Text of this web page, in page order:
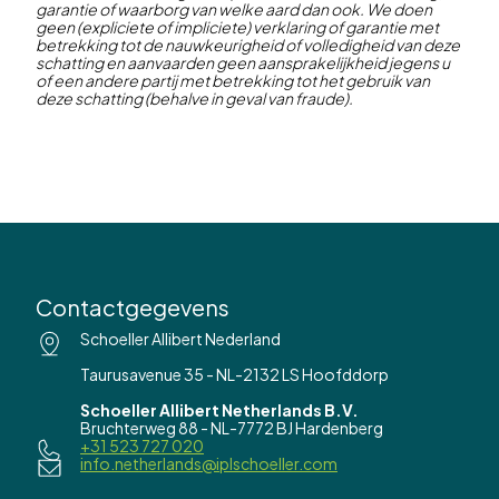
Meer lezen
garantie of waarborg van welke aard dan ook. We doen
geen (expliciete of impliciete) verklaring of garantie met
betrekking tot de nauwkeurigheid of volledigheid van deze
schatting en aanvaarden geen aansprakelijkheid jegens u
of een andere partij met betrekking tot het gebruik van
deze schatting (behalve in geval van fraude).
Contactgegevens
Schoeller Allibert Nederland
Taurusavenue 35 - NL-2132 LS Hoofddorp
Schoeller Allibert Netherlands B.V.
Bruchterweg 88 - NL-7772 BJ Hardenberg
+31 523 727 020
info.netherlands@iplschoeller.com